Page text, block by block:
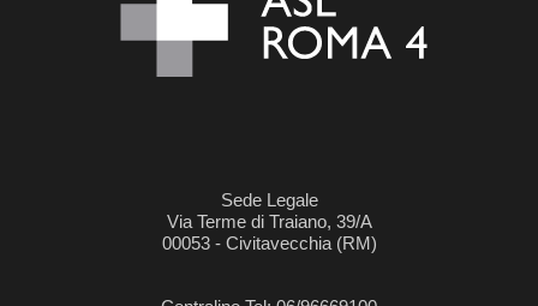
Sede Legale
Via Terme di Traiano, 39/A
00053 - Civitavecchia (RM)